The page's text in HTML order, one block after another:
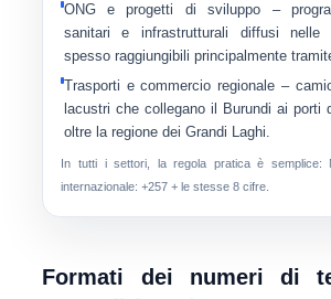
ONG e progetti di sviluppo –
sanitari e infrastrutturali diffusi nelle
spesso raggiungibili principalmente
Trasporti e commercio regionale –
lacustri che collegano il Burundi ai porti
oltre la regione dei Grandi Laghi.
In tutti i settori, la regola pratica è semplice:
internazionale:+257 + le stesse 8 cifre
Formati dei numeri di